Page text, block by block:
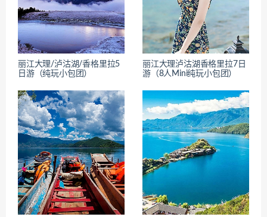
丽江大理/泸沽湖/香格里拉5
日游（纯玩小包团）
丽江大理泸沽湖香格里拉7日
游（8人Mini纯玩小包团）